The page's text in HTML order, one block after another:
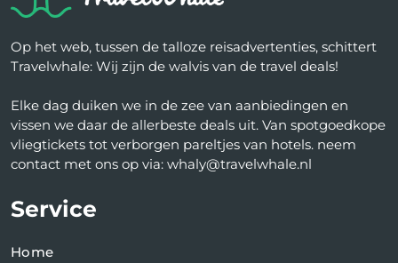
Op het web, tussen de talloze reisadvertenties, schittert
Travelwhale: Wij zijn de walvis van de travel deals!
Elke dag duiken we in de zee van aanbiedingen en
vissen we daar de allerbeste deals uit. Van spotgoedkope
vliegtickets tot verborgen pareltjes van hotels. neem
contact met ons op via: whaly@travelwhale.nl
Service
Home